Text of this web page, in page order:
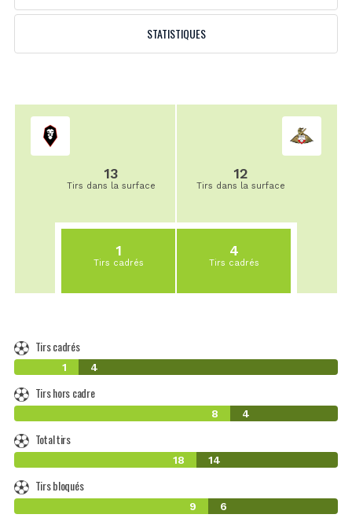
STATISTIQUES
13
Tirs dans la surface
1
Tirs cadrés
12
Tirs dans la surface
4
Tirs cadrés
Tirs cadrés
1 4
Tirs hors cadre
8 4
Total tirs
18 14
Tirs bloqués
9 6